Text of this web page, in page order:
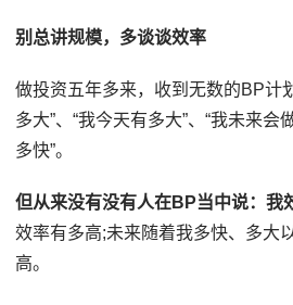
别总讲规模，多谈谈效率
做投资五年多来，收到无数的BP计
多大”、“我今天有多大”、“我未来会
多快”。
但从来没有没有人在BP当中说：我
效率有多高;未来随着我多快、多大
高。